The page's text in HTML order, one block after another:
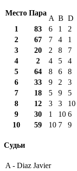
Место Пара
A B D
1
83 6 1 2
2
67 7 4 1
3
20 2 8 7
4
2 4 5 4
5
64 8 6 8
6
33 9 2 3
7
18 5 9 5
8
12 3 3 10
9
30 1 10 6
10
59 10 7 9
Судьи
A - Diaz Javier